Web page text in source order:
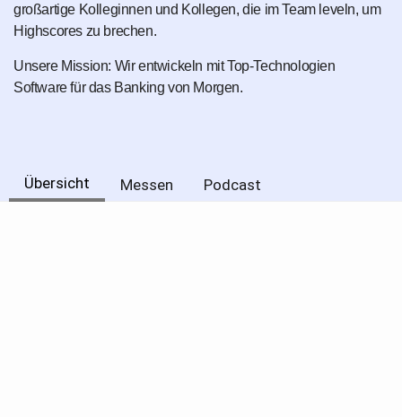
großartige Kolleginnen und Kollegen, die im Team leveln, um
Highscores zu brechen.
Unsere Mission: Wir entwickeln mit Top-Technologien
Software für das Banking von Morgen.
Übersicht Messen Podcast